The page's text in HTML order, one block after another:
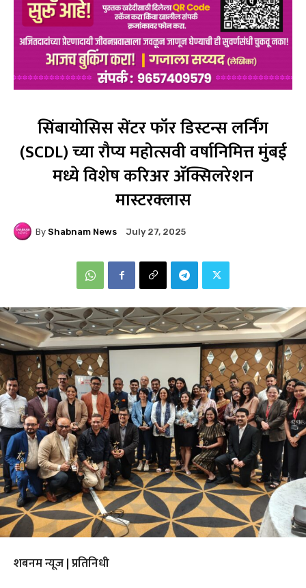
सिंबायोसिस सेंटर फॉर डिस्टन्स लर्निंग
(SCDL) च्या रौप्य महोत्सवी वर्षानिमित्त मुंबई
मध्ये विशेष करिअर अ‍ॅक्सिलरेशन
मास्टरक्लास
By Shabnam News July 27, 2025
शबनम न्यूज | प्रतिनिधी